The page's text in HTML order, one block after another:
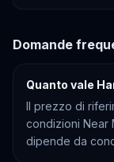
Domande
Quanto vale
Il prezzo di
condizioni Near
dipende da